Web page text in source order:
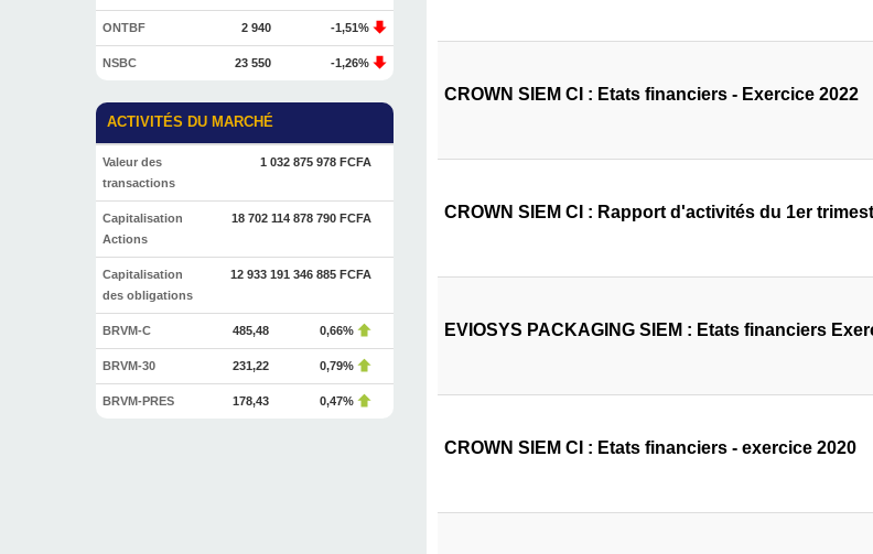
ONTBF 2 940 -1,51%
NSBC 23 550 -1,26%
ACTIVITÉS DU MARCHÉ
Valeur des
transactions
1 032 875 978 FCFA
Capitalisation
Actions
18 702 114 878 790 FCFA
Capitalisation
des obligations
12 933 191 346 885 FCFA
BRVM-C 485,48 0,66%
BRVM-30 231,22 0,79%
BRVM-PRES 178,43 0,47%
CROWN SIEM CI : Etats financiers - Exercice 2022
CROWN SIEM CI : Rapport d'activités du 1er
EVIOSYS PACKAGING SIEM : Etats financiers
CROWN SIEM CI : Etats financiers - exercice 2020